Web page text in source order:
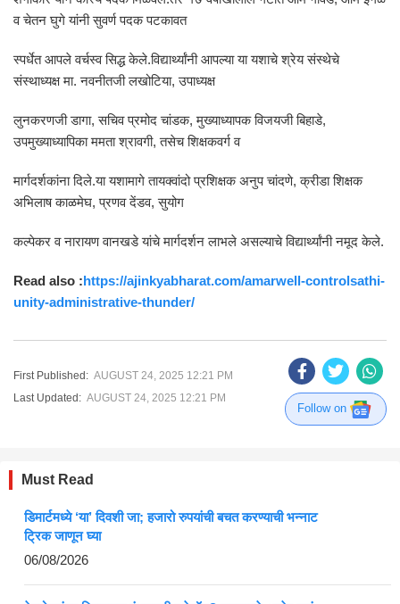
व चेतन घुगे यांनी सुवर्ण पदक पटकावत
स्पर्धेत आपले वर्चस्व सिद्ध केले.विद्यार्थ्यांनी आपल्या या यशाचे श्रेय संस्थेचे
संस्थाध्यक्ष मा. नवनीतजी लखोटिया, उपाध्यक्ष
लुनकरणजी डागा, सचिव प्रमोद चांडक, मुख्याध्यापक विजयजी बिहाडे,
उपमुख्याध्यापिका ममता श्रावगी, तसेच शिक्षकवर्ग व
मार्गदर्शकांना दिले.या यशामागे तायक्वांदो प्रशिक्षक अनुप चांदणे, क्रीडा शिक्षक
अभिलाष काळमेघ, प्रणव देंडव, सुयोग
कल्पेकर व नारायण वानखडे यांचे मार्गदर्शन लाभले असल्याचे विद्यार्थ्यांनी नमूद केले.
Read also :https://ajinkyabharat.com/amarwell-controlsathi-
unity-administrative-thunder/
First Published: AUGUST 24, 2025 12:21 PM
Last Updated: AUGUST 24, 2025 12:21 PM
Follow on
Must Read
डिमार्टमध्ये ‘या’ दिवशी जा; हजारो रुपयांची बचत करण्याची भन्नाट
ट्रिक जाणून घ्या
06/08/2026